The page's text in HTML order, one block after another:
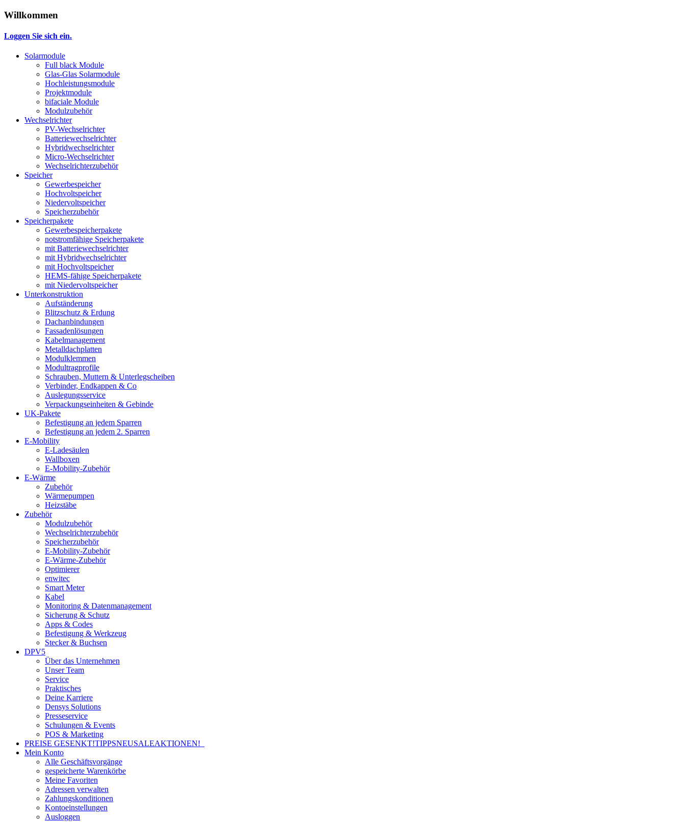
Willkommen
Loggen Sie sich ein.
Solarmodule
Full black Module
Glas-Glas Solarmodule
Hochleistungsmodule
Projektmodule
bifaciale Module
Modulzubehör
Wechselrichter
PV-Wechselrichter
Batteriewechselrichter
Hybridwechselrichter
Micro-Wechselrichter
Wechselrichterzubehör
Speicher
Gewerbespeicher
Hochvoltspeicher
Niedervoltspeicher
Speicherzubehör
Speicherpakete
Gewerbespeicherpakete
notstromfähige Speicherpakete
mit Batteriewechselrichter
mit Hybridwechselrichter
mit Hochvoltspeicher
HEMS-fähige Speicherpakete
mit Niedervoltspeicher
Unterkonstruktion
Aufständerung
Blitzschutz & Erdung
Dachanbindungen
Fassadenlösungen
Kabelmanagement
Metalldachplatten
Modulklemmen
Modultragprofile
Schrauben, Muttern & Unterlegscheiben
Verbinder, Endkappen & Co
Auslegungsservice
Verpackungseinheiten & Gebinde
UK-Pakete
Befestigung an jedem Sparren
Befestigung an jedem 2. Sparren
E-Mobility
E-Ladesäulen
Wallboxen
E-Mobility-Zubehör
E-Wärme
Zubehör
Wärmepumpen
Heizstäbe
Zubehör
Modulzubehör
Wechselrichterzubehör
Speicherzubehör
E-Mobility-Zubehör
E-Wärme-Zubehör
Optimierer
enwitec
Smart Meter
Kabel
Monitoring & Datenmanagement
Sicherung & Schutz
Apps & Codes
Befestigung & Werkzeug
Stecker & Buchsen
DPV5
Über das Unternehmen
Unser Team
Service
Praktisches
Deine Karriere
Densys Solutions
Presseservice
Schulungen & Events
POS & Marketing
PREISE GESENKT!TIPPSNEUSALEAKTIONEN!
Mein Konto
Alle Geschäftsvorgänge
gespeicherte Warenkörbe
Meine Favoriten
Adressen verwalten
Zahlungskonditionen
Kontoeinstellungen
Ausloggen